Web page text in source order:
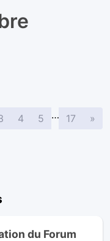
4 5 … 17 »
du Forum